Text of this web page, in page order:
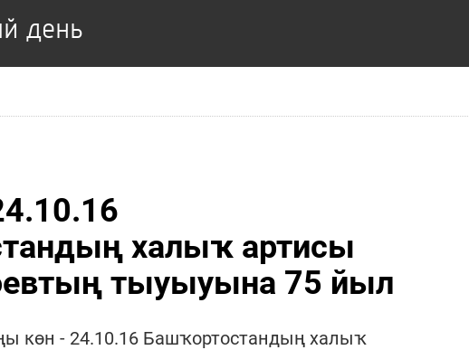
день
халыҡ артисы
тыуыуына 75 йыл
көн - 24.10.16 Башҡортостандың халыҡ